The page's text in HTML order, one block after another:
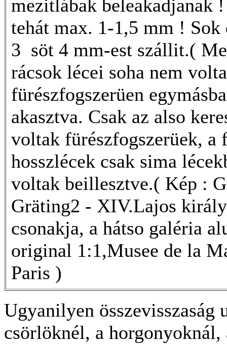
mezitlábak beleakadjanak
tehát max. 1-1,5 mm ! Sok
3 söt 4 mm-est szállit.(
rácsok lécei soha nem
fürészfogszerüen egymásba
akasztva. Csak az also
voltak fürészfogszerüek, a
hosszlécek csak sima
voltak beillesztve.( Kép :
Gräting2 - XIV.Lajos
csonakja, a hátso galéria
original 1:1,Musee de la
Paris )
Ugyanilyen
csörlöknél, a